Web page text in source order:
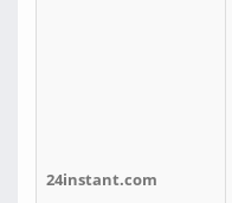
24instant.com